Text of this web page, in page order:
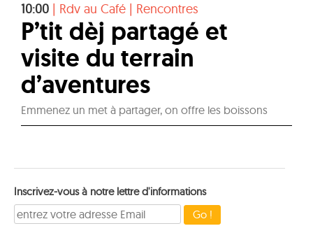
10:00 | Rdv au Café | Rencontres
P’tit dèj partagé et
visite du terrain
d’aventures
Emmenez un met à partager, on offre les boissons
Inscrivez-vous à notre lettre d'informations